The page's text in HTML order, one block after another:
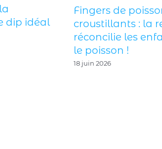
Fingers de poisson
croustillants : la recette qui
réconcilie les enfants avec